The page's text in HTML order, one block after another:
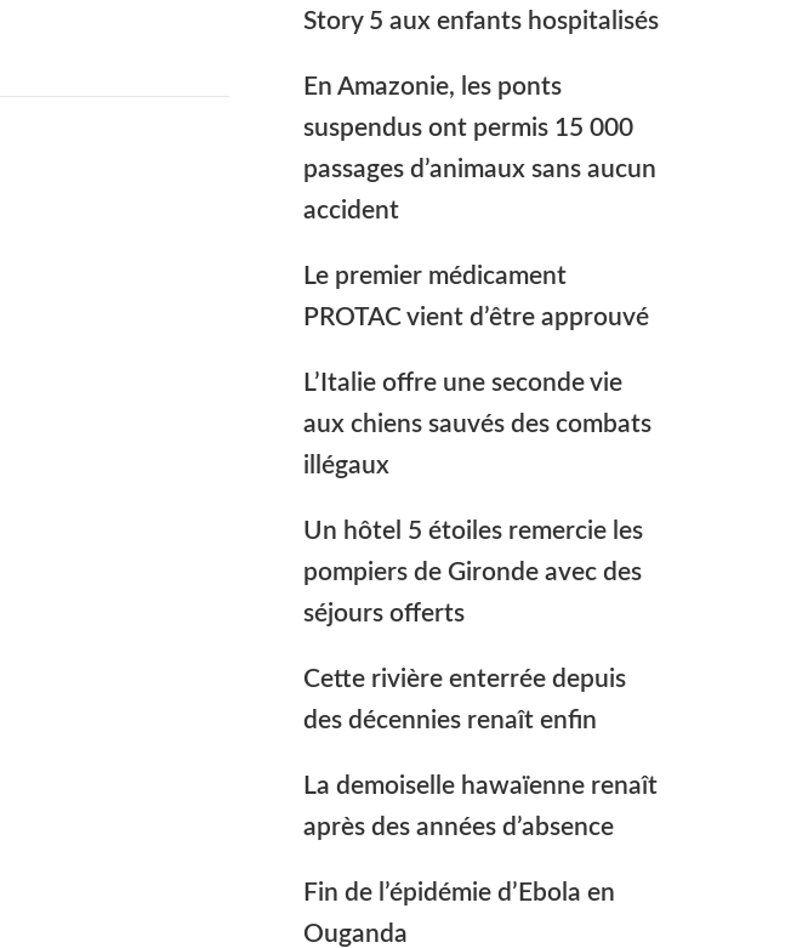
Story 5 aux enfants hospitalisés
En Amazonie, les ponts
suspendus ont permis 15 000
passages d’animaux sans aucun
accident
Le premier médicament
PROTAC vient d’être approuvé
L’Italie offre une seconde vie
aux chiens sauvés des combats
illégaux
Un hôtel 5 étoiles remercie les
pompiers de Gironde avec des
séjours offerts
Cette rivière enterrée depuis
des décennies renaît enfin
La demoiselle hawaïenne renaît
après des années d’absence
Fin de l’épidémie d’Ebola en
Ouganda